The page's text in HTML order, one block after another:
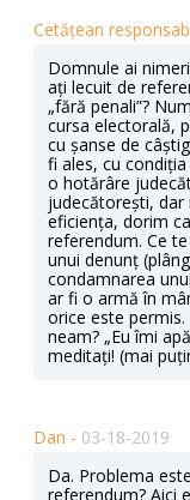
Cetățean
Domnule ai
ați lecuit de
„fără penali”?
cursa electorală,
cu șanse de
fi ales, cu
o hotărâre
judecătorești,
eficiența, dorim
referendum. Ce
unui denunț
condamnarea
ar fi o armă în
orice este
neam? „Eu îmi
meditați! (mai
Dan - 03-18-2019
Da. Problema
referendum? Aici